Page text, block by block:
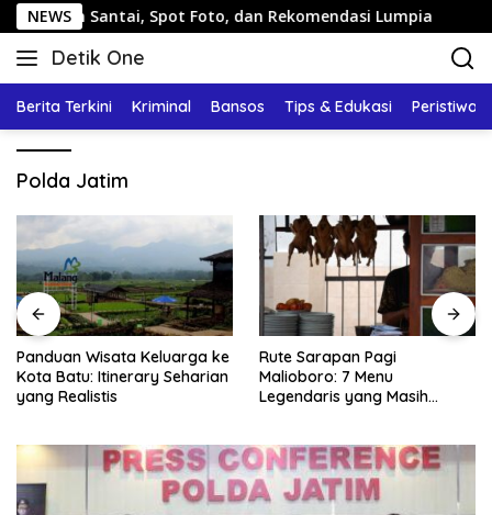
Langsung
ke
konten
NEWS
Santai, Spot Foto, dan Rekomendasi Lumpia
Detik One
Tajam
Fakta
Berita Terkini Kriminal Bansos Tips & Edukasi Peristiwa
Polda Jatim
Panduan Wisata Keluarga ke
Kota Batu: Itinerary Seharian
yang Realistis
Rute Sarapan Pagi
Malioboro: 7 Menu
Legendaris yang Masih